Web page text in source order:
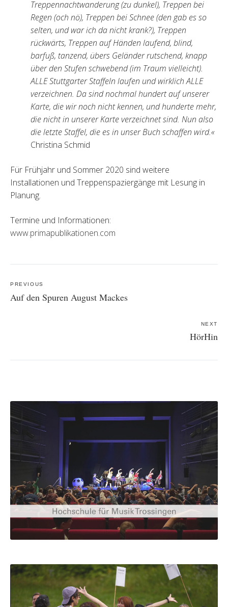
Treppennachtwanderung (zu dunkel), Treppen bei
Regen (och nö), Treppen bei Schnee (den gab es so
selten, und war ich da nicht krank?), Treppen
rückwärts, Treppen auf Händen laufend, blind,
barfuß, tanzend, übers Geländer rutschend, knapp
über den Stufen schwebend (im Traum vielleicht).
ALLE Stuttgarter Staffeln laufen und wirklich ALLE
verzeichnen. Da sind nochmal hundert auf unserer
Karte, die wir noch nicht kennen, und hunderte mehr,
die nicht in unserer Karte verzeichnet sind. Nun also
die letzte Staffel, die es in unser Buch schaffen wird.«
Christina Schmid
Für Frühjahr und Sommer 2020 sind weitere
Installationen und Treppenspaziergänge mit Lesung in
Planung.
Termine und Informationen:
www.primapublikationen.com
navigation
PREVIOUS
Auf den Spuren August Mackes
NEXT
HörHin